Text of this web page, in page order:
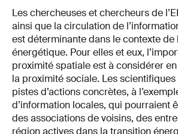
Les chercheuses et chercheurs de
ainsi que la circulation de
est déterminante dans le contexte de
énergétique. Pour elles et eux,
proximité spatiale est à considérer
la proximité sociale. Les
pistes d’actions concrètes, à
d’information locales, qui pourraient
des associations de voisins, des
région actives dans la transition